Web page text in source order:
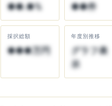
●●.●% ●●件
採択総額
●●●万円
年度別推移
グラフ表
示